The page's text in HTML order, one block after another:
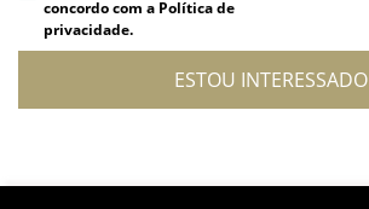
concordo com a Política de
privacidade.
ESTOU INTERESSADO